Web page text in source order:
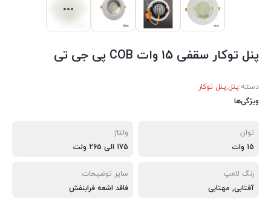
پنل توکار سقفی 15 وات COB پی جی تی
دسته:پنل,پنل توکار
ویژگی‌ها
توان
15 وات
ولتاژ
175 الی 265 ولت
رنگ لامپ
آفتابی, مهتابی
سایر توضیحات
فاقد اشعه فرابنفش